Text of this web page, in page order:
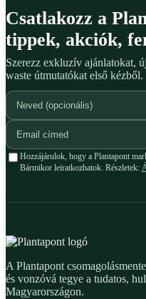
Csatlakozz a
tippek, akciók,
Szerezz exkluzív ajánlatokat,
waste útmutatókat első kézből.
Hozzájárulok, hogy a Plantapont
Bármikor leiratkozhatok. Részletek:
A Plantapont
és vonzóvá tegye a tudatos,
Magyarországon.